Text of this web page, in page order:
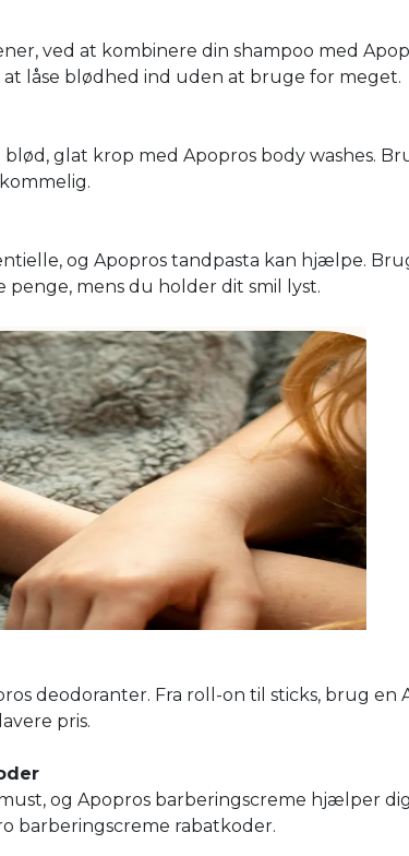
ved at kombinere din shampoo med
låse blødhed ind uden at bruge for meget.
glat krop med Apopros body washes.
og Apopros tandpasta kan hjælpe.
mens du holder dit smil lyst.
deodoranter. Fra roll-on til sticks, brug
pris.
og Apopros barberingscreme hjælper
barberingscreme rabatkoder.